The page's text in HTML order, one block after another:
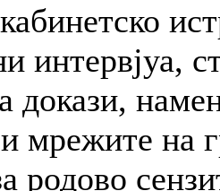
интервјуа,
докази,
мрежите на
родово